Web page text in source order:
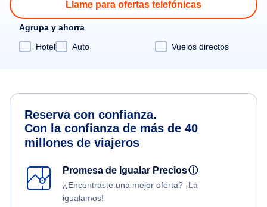
Llame para ofertas telefónicas
Agrupa y ahorra
Hotel
Auto Vuelos directos
Reserva con confianza.
Con la confianza de más de 40
millones de viajeros
Promesa de Igualar Preciosⓘ
¿Encontraste una mejor oferta? ¡La
igualamos!